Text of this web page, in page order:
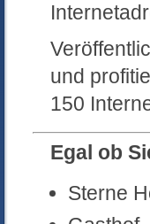
und
150
Egal ob
Sterne